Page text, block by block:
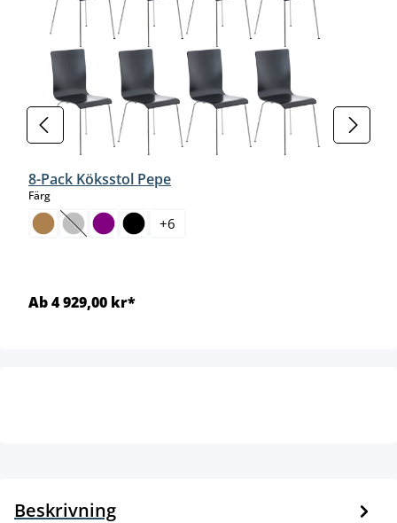
8-Pack Köksstol Pepe
Färgselect
(Det här alternativet är för närvarande inte tillgängligt.)
+6
Ab 4 929,00 kr*
Beskrivning